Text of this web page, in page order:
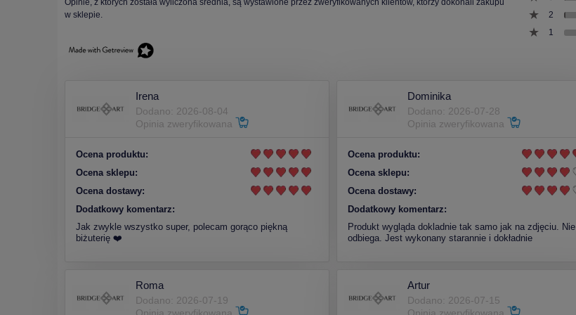
Opinie, z których została wyliczona średnia, są wystawione przez zweryfikowanych klientów, którzy dokonali zakupu
w sklepie.
2
1
Irena
Dodano: 2026-08-04
Opinia zweryfikowana
Ocena produktu:
Ocena sklepu:
Ocena dostawy:
Dodatkowy komentarz:
Jak zwykle wszystko super, polecam gorąco piękną
biżuterię ❤️
Dominika
Dodano: 2026-07-28
Opinia zweryfikowana
Ocena produktu:
Ocena sklepu:
Ocena dostawy:
Dodatkowy komentarz:
Produkt wygląda dokladnie tak samo jak na zdjęciu. Nie
odbiega. Jest wykonany starannie i dokładnie
Roma
Dodano: 2026-07-19
Opinia zweryfikowana
Artur
Dodano: 2026-07-15
Opinia zweryfikowana